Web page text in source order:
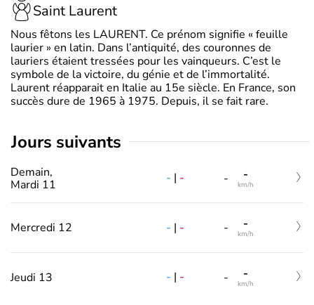
Saint Laurent
Nous fêtons les LAURENT. Ce prénom signifie « feuille
laurier » en latin. Dans l’antiquité, des couronnes de
lauriers étaient tressées pour les vainqueurs. C’est le
symbole de la victoire, du génie et de l’immortalité.
Laurent réapparait en Italie au 15e siècle. En France, son
succès dure de 1965 à 1975. Depuis, il se fait rare.
jours suivants
Demain,
Mardi 11
- | - - -
km/h
Mercredi 12 - | - - -
km/h
Jeudi 13 - | - - -
km/h